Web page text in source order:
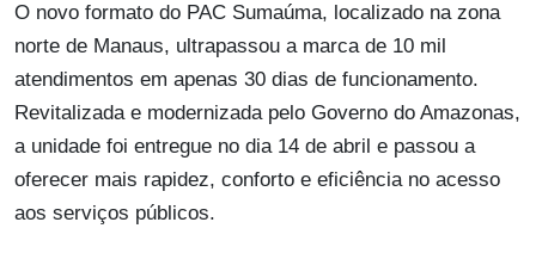
O novo formato do PAC Sumaúma, localizado na zona
norte de Manaus, ultrapassou a marca de 10 mil
atendimentos em apenas 30 dias de funcionamento.
Revitalizada e modernizada pelo Governo do Amazonas,
a unidade foi entregue no dia 14 de abril e passou a
oferecer mais rapidez, conforto e eficiência no acesso
aos serviços públicos.